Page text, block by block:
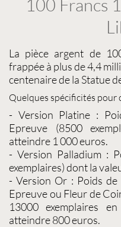
100 Francs
La pièce argent de
frappée à plus de 4,4
centenaire de la Statue
Quelques spécificités pour
- Version Platine :
Epreuve (8500
atteindre 1 000 euros.
- Version Palladium :
exemplaires) dont la
-Version Or : Poids
Epreuve ou Fleur de
13000 exemplaires
atteindre 800 euros.